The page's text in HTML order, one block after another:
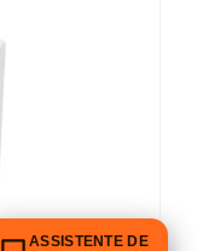
ASSISTENTE DE